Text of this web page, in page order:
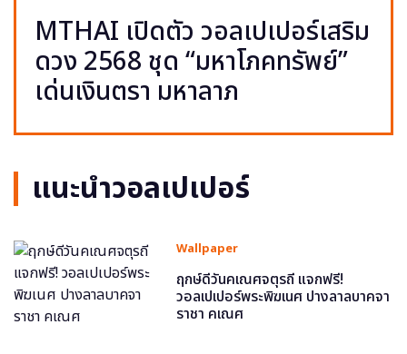
MTHAI เปิดตัว วอลเปเปอร์เสริม
ดวง 2568 ชุด “มหาโภคทรัพย์”
เด่นเงินตรา มหาลาภ
แนะนำวอลเปเปอร์
Wallpaper
ฤกษ์ดีวันคเณศจตุรถี แจกฟรี!
วอลเปเปอร์พระพิฆเนศ ปางลาลบาคจา
ราชา คเณศ